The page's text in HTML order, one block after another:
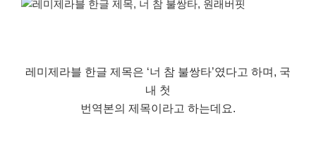
레미제라블 한글 제목은 ‘너 참 불쌍타’였다고 하며, 국
내 첫
번역본의 제목이라고 하는데요.